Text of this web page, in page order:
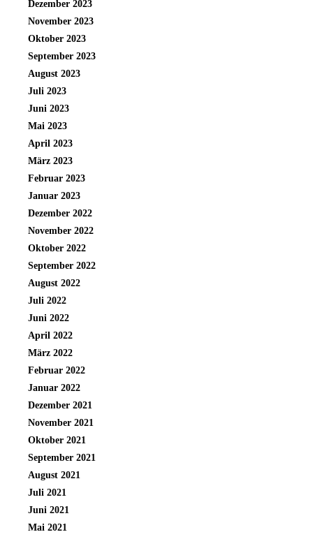
Dezember 2023
November 2023
Oktober 2023
September 2023
August 2023
Juli 2023
Juni 2023
Mai 2023
April 2023
März 2023
Februar 2023
Januar 2023
Dezember 2022
November 2022
Oktober 2022
September 2022
August 2022
Juli 2022
Juni 2022
April 2022
März 2022
Februar 2022
Januar 2022
Dezember 2021
November 2021
Oktober 2021
September 2021
August 2021
Juli 2021
Juni 2021
Mai 2021